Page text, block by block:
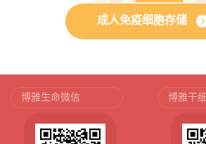
成人免疫细胞存储
博雅生命微信 博雅干